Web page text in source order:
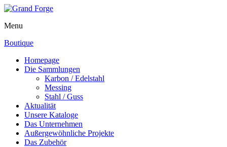
Menu
Boutique
Homepage
Die Sammlungen
Karbon / Edelstahl
Messing
Stahl / Guss
Aktualität
Unsere Kataloge
Das Unternehmen
Außergewöhnliche Projekte
Das Zubehör